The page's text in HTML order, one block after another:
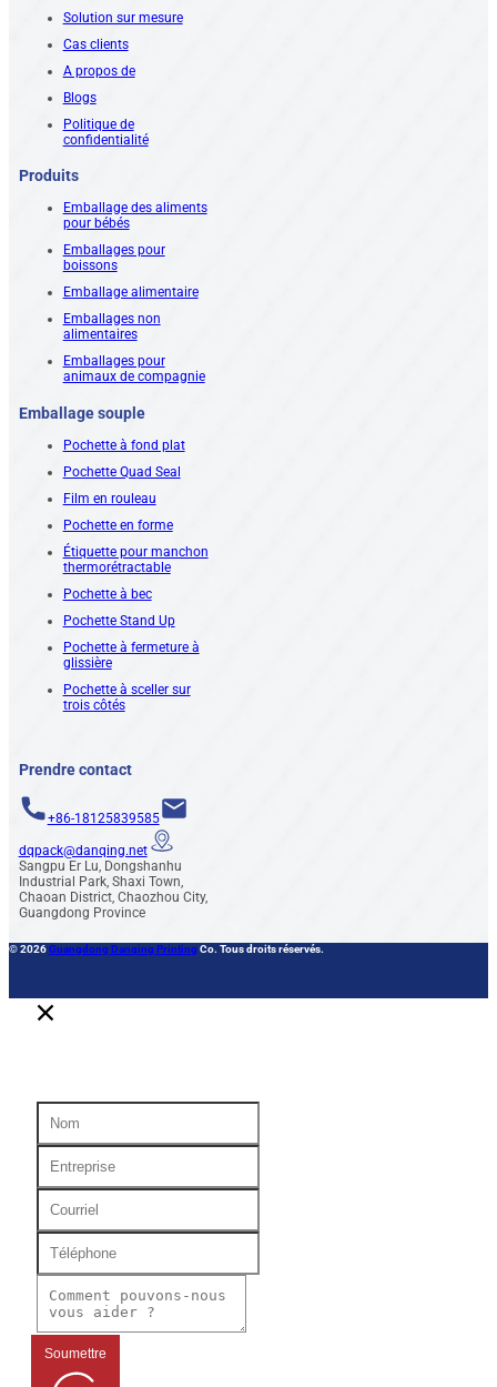
Solution sur mesure
Cas clients
A propos de
Blogs
Politique de
confidentialité
Produits
Emballage des aliments
pour bébés
Emballages pour
boissons
Emballage alimentaire
Emballages non
alimentaires
Emballages pour
animaux de compagnie
Emballage souple
Pochette à fond plat
Pochette Quad Seal
Film en rouleau
Pochette en forme
Étiquette pour manchon
thermorétractable
Pochette à bec
Pochette Stand Up
Pochette à fermeture à
glissière
Pochette à sceller sur
trois côtés
Prendre contact
+86-18125839585
dqpack@danqing.net
Sangpu Er Lu, Dongshanhu
Industrial Park, Shaxi Town,
Chaoan District, Chaozhou City,
Guangdong Province
© 2026Guangdong Danqing Printing Co. Tous droits réservés.
Soumettre